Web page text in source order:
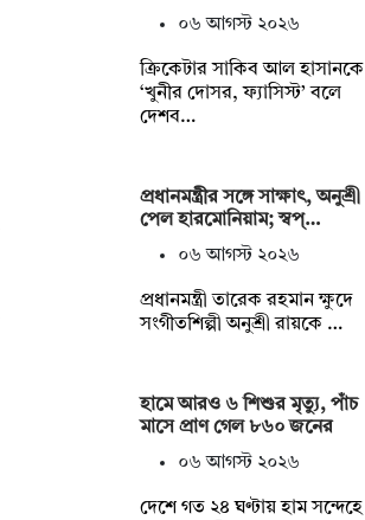
০৬ আগস্ট ২০২৬
ক্রিকেটার সাকিব আল হাসানকে
‘খুনীর দোসর, ফ্যাসিস্ট’ বলে
দেশব…
প্রধানমন্ত্রীর সঙ্গে সাক্ষাৎ, অনুশ্রী
পেল হারমোনিয়াম; স্বপ্…
০৬ আগস্ট ২০২৬
প্রধানমন্ত্রী তারেক রহমান ক্ষুদে
সংগীতশিল্পী অনুশ্রী রায়কে …
হামে আরও ৬ শিশুর মৃত্যু, পাঁচ
মাসে প্রাণ গেল ৮৬০ জনের
০৬ আগস্ট ২০২৬
দেশে গত ২৪ ঘণ্টায় হাম সন্দেহে